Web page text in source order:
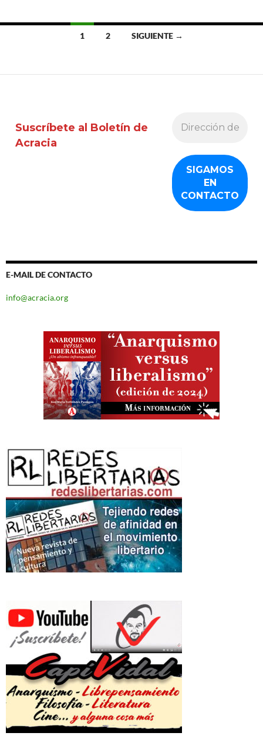
las
1 2 SIGUIENTE →
Suscríbete al Boletín de
Acracia
E-MAIL DE CONTACTO
info@acracia.org